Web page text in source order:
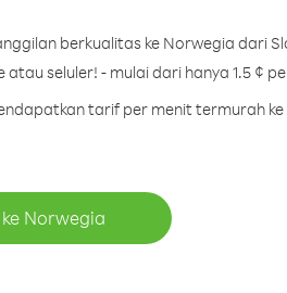
berkualitas ke Norwegia dari
seluler! - mulai dari hanya 1.5 ¢
tarif per menit termurah
Norwegia